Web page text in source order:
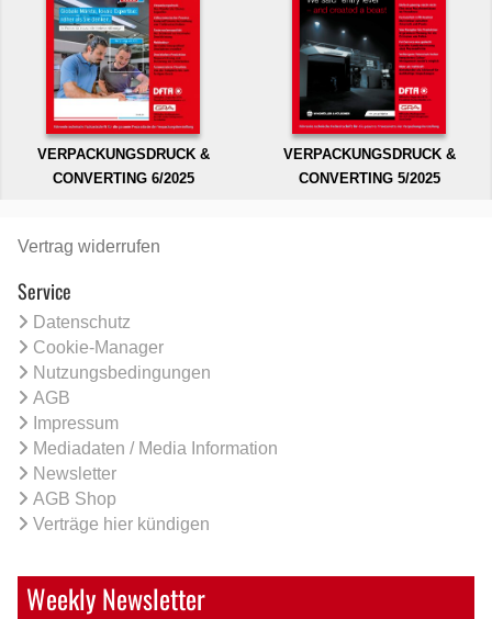
VERPACKUNGSDRUCK &
CONVERTING 6/2025
VERPACKUNGSDRUCK &
CONVERTING 5/2025
Vertrag widerrufen
Service
Datenschutz
Cookie-Manager
Nutzungsbedingungen
AGB
Impressum
Mediadaten / Media Information
Newsletter
AGB Shop
Verträge hier kündigen
Weekly Newsletter